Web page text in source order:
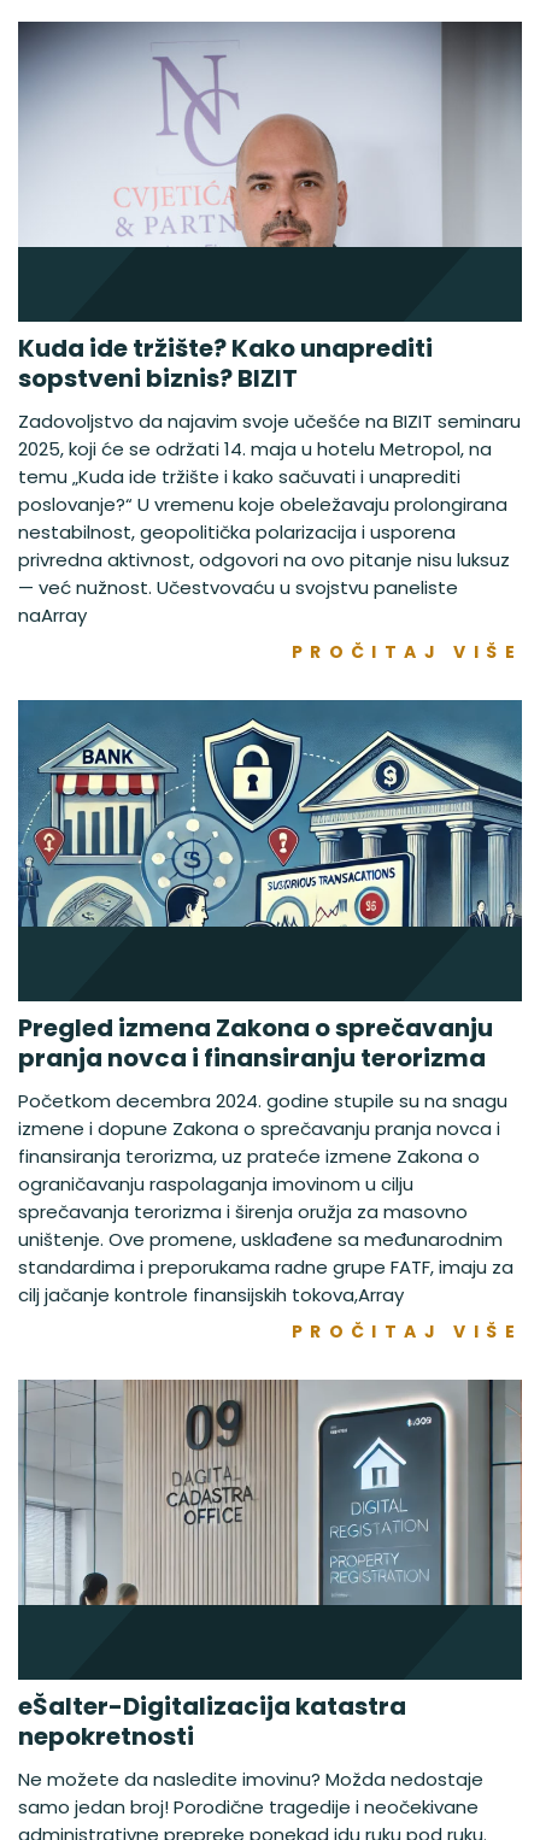
Kuda ide tržište? Kako unaprediti
sopstveni biznis? BIZIT
Zadovoljstvo da najavim svoje učešće na BIZIT seminaru
2025, koji će se održati 14. maja u hotelu Metropol, na
temu „Kuda ide tržište i kako sačuvati i unaprediti
poslovanje?“ U vremenu koje obeležavaju prolongirana
nestabilnost, geopolitička polarizacija i usporena
privredna aktivnost, odgovori na ovo pitanje nisu luksuz
— već nužnost. Učestvovaću u svojstvu paneliste
naArray
PROČITAJ VIŠE
Pregled izmena Zakona o sprečavanju
pranja novca i finansiranju terorizma
Početkom decembra 2024. godine stupile su na snagu
izmene i dopune Zakona o sprečavanju pranja novca i
finansiranja terorizma, uz prateće izmene Zakona o
ograničavanju raspolaganja imovinom u cilju
sprečavanja terorizma i širenja oružja za masovno
uništenje. Ove promene, usklađene sa međunarodnim
standardima i preporukama radne grupe FATF, imaju za
cilj jačanje kontrole finansijskih tokova,Array
PROČITAJ VIŠE
eŠalter-Digitalizacija katastra
nepokretnosti
Ne možete da nasledite imovinu? Možda nedostaje
samo jedan broj! Porodične tragedije i neočekivane
administrativne prepreke ponekad idu ruku pod ruku.